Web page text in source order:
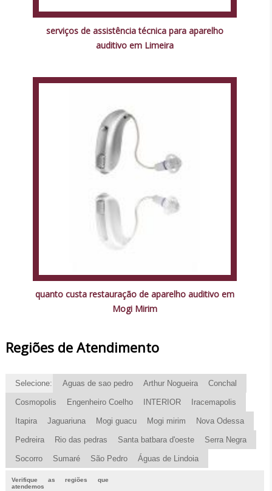
serviços de assistência técnica para aparelho
auditivo em Limeira
quanto custa restauração de aparelho auditivo em
Mogi Mirim
Regiões de Atendimento
Selecione: Aguas de sao pedro Arthur Nogueira Conchal
Cosmopolis Engenheiro Coelho INTERIOR Iracemapolis
Itapira Jaguariuna Mogi guacu Mogi mirim Nova Odessa
Pedreira Rio das pedras Santa batbara d'oeste Serra Negra
Socorro Sumaré São Pedro Águas de Lindoia
Verifique as regiões que
atendemos